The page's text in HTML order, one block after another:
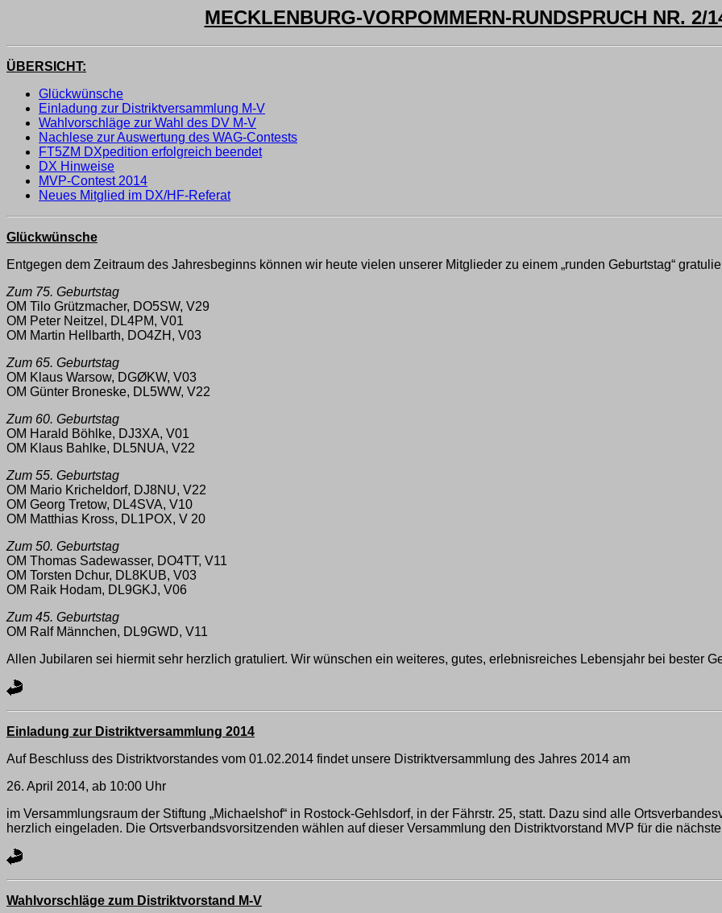
MECKLENBURG-VORPOMMERN-RUNDSPRUCH NR. 2/
ÜBERSICHT:
Glückwünsche
Einladung zur Distriktversammlung M-V
Wahlvorschläge zur Wahl des DV M-V
Nachlese zur Auswertung des WAG-Contests
FT5ZM DXpedition erfolgreich beendet
DX Hinweise
MVP-Contest 2014
Neues Mitglied im DX/HF-Referat
Glückwünsche
Entgegen dem Zeitraum des Jahresbeginns können wir heute vielen unserer Mitglieder zu einem „runden Geburtstag“
Zum 75. Geburtstag
OM Tilo Grützmacher, DO5SW, V29
OM Peter Neitzel, DL4PM, V01
OM Martin Hellbarth, DO4ZH, V03
Zum 65. Geburtstag
OM Klaus Warsow, DGØKW, V03
OM Günter Broneske, DL5WW, V22
Zum 60. Geburtstag
OM Harald Böhlke, DJ3XA, V01
OM Klaus Bahlke, DL5NUA, V22
Zum 55. Geburtstag
OM Mario Kricheldorf, DJ8NU, V22
OM Georg Tretow, DL4SVA, V10
OM Matthias Kross, DL1POX, V 20
Zum 50. Geburtstag
OM Thomas Sadewasser, DO4TT, V11
OM Torsten Dchur, DL8KUB, V03
OM Raik Hodam, DL9GKJ, V06
Zum 45. Geburtstag
OM Ralf Männchen, DL9GWD, V11
Allen Jubilaren sei hiermit sehr herzlich gratuliert. Wir wünschen ein weiteres, gutes, erlebnisreiches Lebensjahr bei bester
Einladung zur Distriktversammlung 2014
Auf Beschluss des Distriktvorstandes vom 01.02.2014 findet unsere Distriktversammlung des Jahres 2014 am
26. April 2014, ab 10:00 Uhr
im Versammlungsraum der Stiftung „Michaelshof“ in Rostock-Gehlsdorf, in der Fährstr. 25, statt. Dazu sind alle
herzlich eingeladen. Die Ortsverbandsvorsitzenden wählen auf dieser Versammlung den Distriktvorstand MVP für die
Wahlvorschläge zum Distriktvorstand M-V